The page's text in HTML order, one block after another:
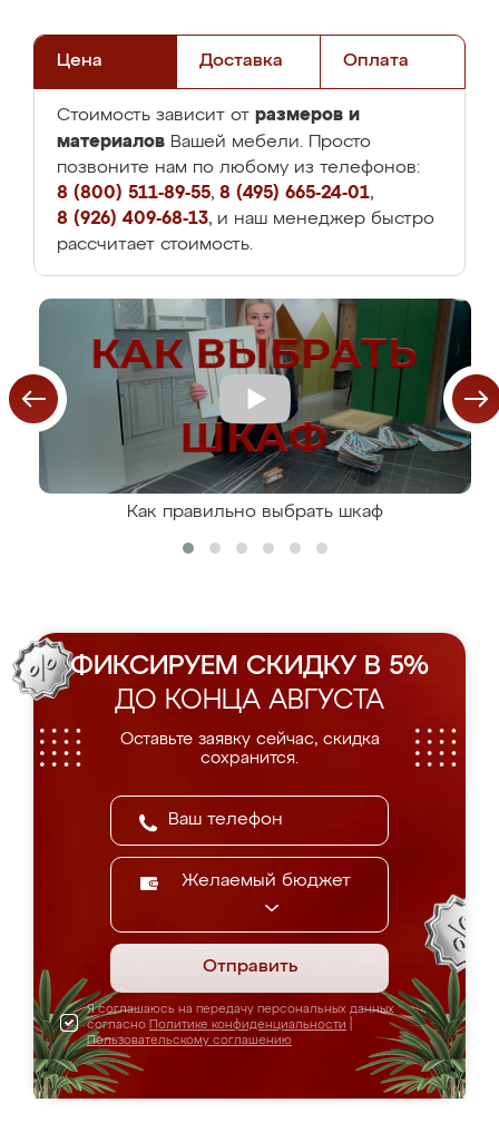
Цена Доставка Оплата
Стоимость зависит от размеров и
материалов Вашей мебели. Просто
позвоните нам по любому из телефонов:
8 (800) 511-89-55, 8 (495) 665-24-01,
8 (926) 409-68-13, и наш менеджер быстро
рассчитает стоимость.
Как правильно выбрать шкаф
ФИКСИРУЕМ СКИДКУ В 5%
ДО КОНЦА АВГУСТА
Оставьте заявку сейчас, скидка
сохранится.
Желаемый бюджет
Отправить
Я соглашаюсь на передачу персональных данных
согласно Политике конфиденциальности
Пользовательскому соглашению